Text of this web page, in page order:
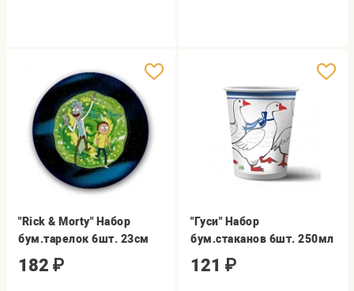
"Rick & Morty" Набор
бум.тарелок 6шт. 23см
182 ₽
"Гуси" Набор
бум.стаканов 6шт. 250мл
121 ₽